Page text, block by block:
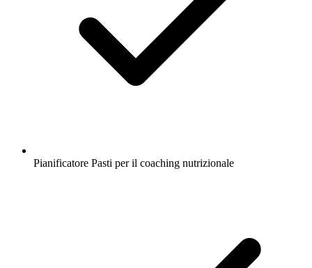
Pianificatore Pasti per il coaching nutrizionale